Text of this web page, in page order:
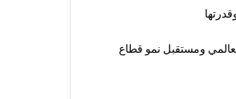
ومستقبل نمو قطاع